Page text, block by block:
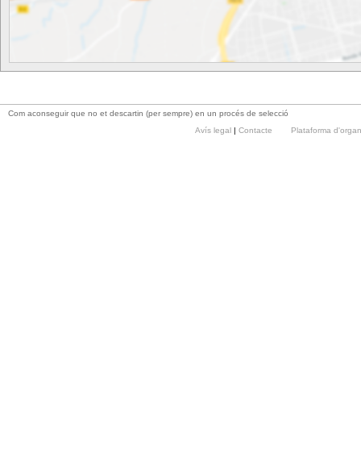
Com aconseguir que no et descartin (per sempre) en un procés de selecció
Avís legal | Contacte Plataforma